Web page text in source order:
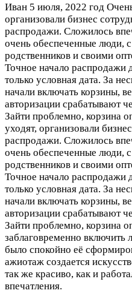
Иван 5 июля, 2022 год
организовали бизнес
распродажи. Сложилось
очень обеспеченные люди,
родственников и своими
Точное начало распродажи
только условная дата. За
начали включать корзины,
авторизации срабатывают
Зайти проблемно, корзина
уходят, организовали
распродажи. Сложилось
очень обеспеченные люди,
родственников и своими
Точное начало распродажи
только условная дата. За
начали включать корзины,
авторизации срабатывают
Зайти проблемно, корзина
заблаговременно
было спокойно её
ажиотаж создается
так же красиво, как и
впечатления.